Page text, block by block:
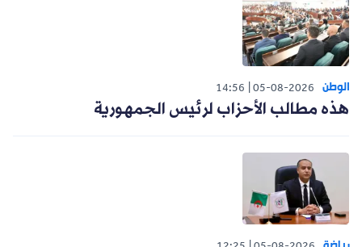
الوطن 05-08-2026
14:56
هذه مطالب الأحزاب لرئيس الجمهورية